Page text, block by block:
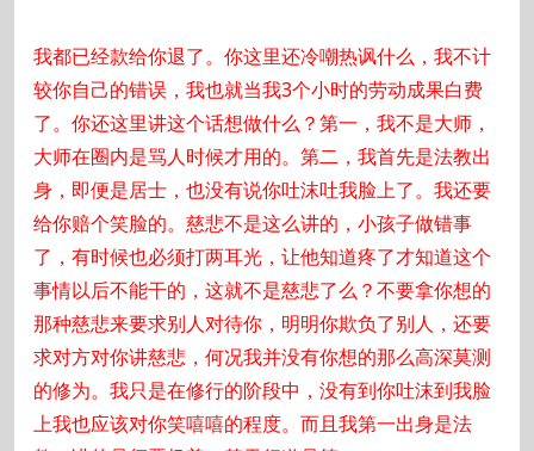
我都已经款给你退了。你这里还冷嘲热讽什么，我不计
较你自己的错误，我也就当我3个小时的劳动成果白费
了。你还这里讲这个话想做什么？第一，我不是大师，
大师在圈内是骂人时候才用的。第二，我首先是法教出
身，即便是居士，也没有说你吐沫吐我脸上了。我还要
给你赔个笑脸的。慈悲不是这么讲的，小孩子做错事
了，有时候也必须打两耳光，让他知道疼了才知道这个
事情以后不能干的，这就不是慈悲了么？不要拿你想的
那种慈悲来要求别人对待你，明明你欺负了别人，还要
求对方对你讲慈悲，何况我并没有你想的那么高深莫测
的修为。我只是在修行的阶段中，没有到你吐沫到我脸
上我也应该对你笑嘻嘻的程度。而且我第一出身是法